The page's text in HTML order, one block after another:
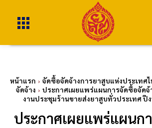
หน้าแรก จัดซื้อจัดจ้างการยาสูบแห่งประเทศ
จัดจ้าง
ประกาศเผยแพร่แผนการจัดซื้อจัดจ้
งานประชุมร้านขายส่งยาสูบทั่วประเทศ ปี
ประกาศเผยแพร่แผนก